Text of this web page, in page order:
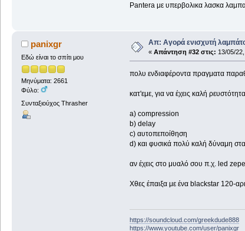
Pantera με υπερβολικα λασκα
panixgr
Εδώ είναι το σπίτι μου
Μηνύματα: 2661
Φύλο:
Συνταξιούχος Thrasher
Απ: Αγορά ενισχυτή
« Απάντηση #32 στις: 13/05/
πολυ ενδιαφέροντα πραγματα
κατ'εμε, για να έχεις καλή
a) compression
b) delay
c) αυτοπεποίθηση
d) και φυσικά πολύ καλή δύναμη στα
αν έχεις στο μυαλό σου π.χ. led
Χθες έπαιξα με ένα blackstar 120-
https://soundcloud.com/greekdude888
https://www.youtube.com/user/panixgr